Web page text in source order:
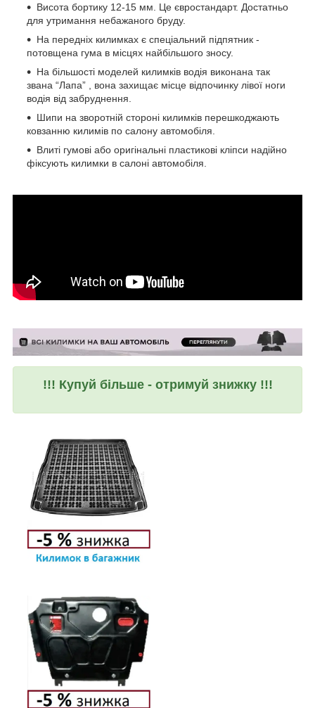
Висота бортику 12-15 мм. Це євростандарт. Достатньо
для утримання небажаного бруду.
На передніх килимках є спеціальний підпятник -
потовщена гума в місцях найбільшого зносу.
На більшості моделей килимків водія виконана так
звана “Лапа” , вона захищає місце відпочинку лівої ноги
водія від забруднення.
Шипи на зворотній стороні килимків перешкоджають
ковзанню килимів по салону автомобіля.
Влиті гумові або оригінальні пластикові кліпси надійно
фіксують килимки в салоні автомобіля.
!!! Купуй більше - отримуй знижку !!!